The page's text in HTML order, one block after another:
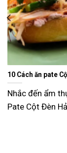
Ăn gì
Tết